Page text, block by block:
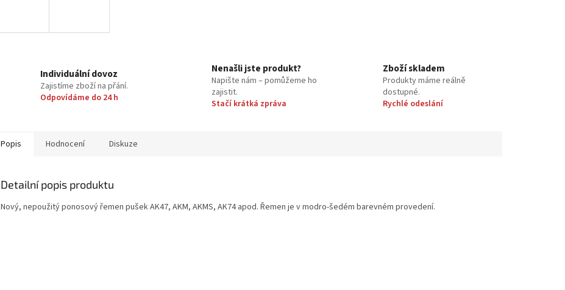
Individuální dovoz
Zajistíme zboží na přání.
Odpovídáme do 24 h
Nenašli jste produkt?
Napište nám – pomůžeme ho
zajistit.
Stačí krátká zpráva
Zboží skladem
Produkty máme reálně
dostupné.
Rychlé odeslání
Popis Hodnocení Diskuze
Detailní popis produktu
Nový, nepoužitý ponosový řemen pušek AK47, AKM, AKMS, AK74 apod. Řemen je v modro-šedém barevném provedení.